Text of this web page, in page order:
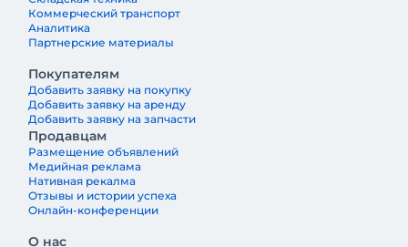
Коммерческий транспорт
Аналитика
Партнерские материалы
Покупателям
Добавить заявку на покупку
Добавить заявку на аренду
Добавить заявку на запчасти
Продавцам
Размещение объявлений
Медийная реклама
Нативная рекалма
Отзывы и истории успеха
Онлайн-конференции
О нас